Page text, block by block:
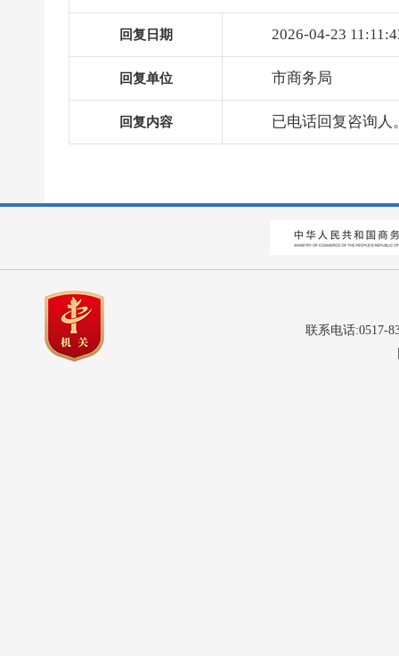
回复日期 2026-04-23
回复单位 市商务局
回复内容 已电话回复咨询人
联系电话:0517-